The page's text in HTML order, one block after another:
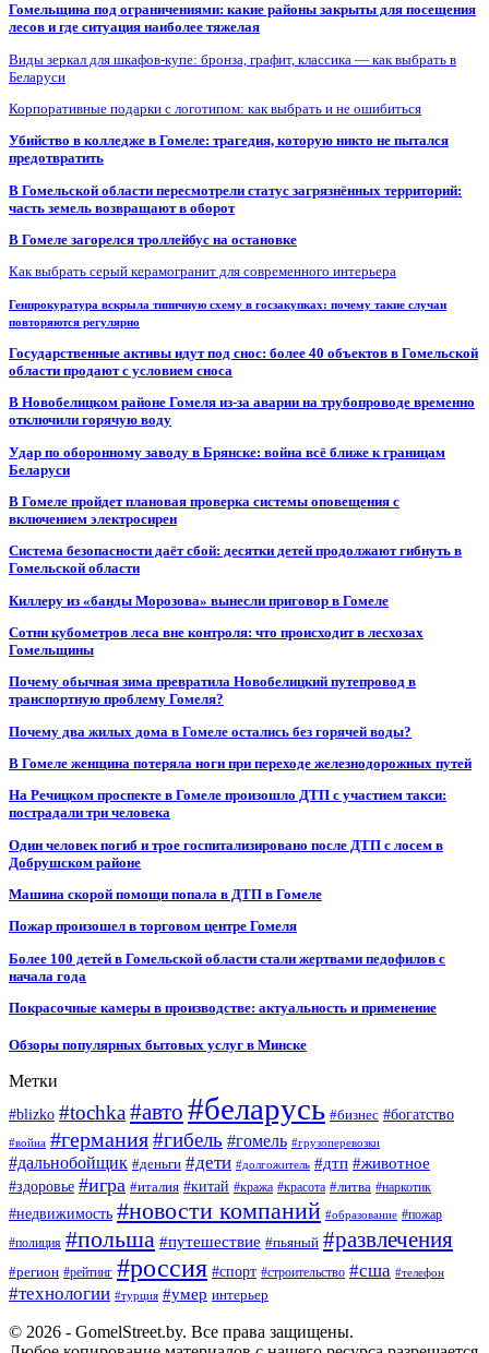
Гомельщина под ограничениями: какие районы закрыты для посещения
лесов и где ситуация наиболее тяжелая
Виды зеркал для шкафов-купе: бронза, графит, классика — как выбрать в
Беларуси
Корпоративные подарки с логотипом: как выбрать и не ошибиться
Убийство в колледже в Гомеле: трагедия, которую никто не пытался
предотвратить
В Гомельской области пересмотрели статус загрязнённых территорий:
часть земель возвращают в оборот
В Гомеле загорелся троллейбус на остановке
Как выбрать серый керамогранит для современного интерьера
Генпрокуратура вскрыла типичную схему в госзакупках: почему такие случаи
повторяются регулярно
Государственные активы идут под снос: более 40 объектов в Гомельской
области продают с условием сноса
В Новобелицком районе Гомеля из-за аварии на трубопроводе временно
отключили горячую воду
Удар по оборонному заводу в Брянске: война всё ближе к границам
Беларуси
В Гомеле пройдет плановая проверка системы оповещения с
включением электросирен
Система безопасности даёт сбой: десятки детей продолжают гибнуть в
Гомельской области
Киллеру из «банды Морозова» вынесли приговор в Гомеле
Сотни кубометров леса вне контроля: что происходит в лесхозах
Гомельщины
Почему обычная зима превратила Новобелицкий путепровод в
транспортную проблему Гомеля?
Почему два жилых дома в Гомеле остались без горячей воды?
В Гомеле женщина потеряла ноги при переходе железнодорожных путей
На Речицком проспекте в Гомеле произошло ДТП с участием такси:
пострадали три человека
Один человек погиб и трое госпитализировано после ДТП с лосем в
Добрушском районе
Машина скорой помощи попала в ДТП в Гомеле
Пожар произошел в торговом центре Гомеля
Более 100 детей в Гомельской области стали жертвами педофилов с
начала года
Покрасочные камеры в производстве: актуальность и применение
Обзоры популярных бытовых услуг в Минске
Метки
#blizko #tochka#авто #беларусь #бизнес #богатство
#война #германия#гибель #гомель #грузоперевозки
#дальнобойщик #деньги #дети #долгожитель #дтп #животное
#здоровье #игра #италия #китай #кража #красота #литва #наркотик
#недвижимость #новости компаний #образование #пожар
#полиция #польша #путешествие #пьяный #развлечения
#регион #рейтинг #россия #спорт #строительство #сша #телефон
#технологии #турция #умер интерьер
© 2026 - GomelStreet.by. Все права защищены.